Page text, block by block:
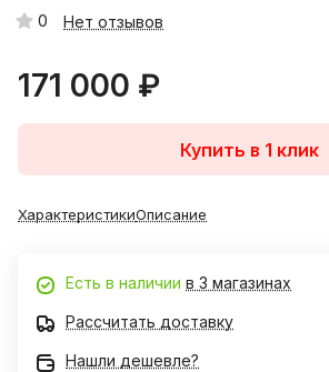
0 Нет отзывов
171 000 ₽
Купить в 1 клик
ХарактеристикиОписание
Есть в наличии в 3 магазинах
Рассчитать доставку
Нашли дешевле?